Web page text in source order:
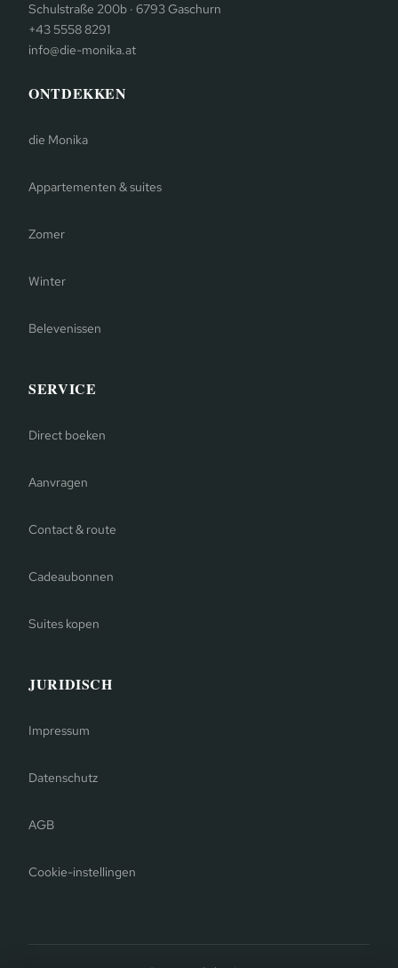
Schulstraße 200b · 6793 Gaschurn
+43 5558 8291
info@die-monika.at
ONTDEKKEN
die Monika
Appartementen & suites
Zomer
Winter
Belevenissen
SERVICE
Direct boeken
Aanvragen
Contact & route
Cadeaubonnen
Suites kopen
JURIDISCH
Impressum
Datenschutz
AGB
Cookie-instellingen